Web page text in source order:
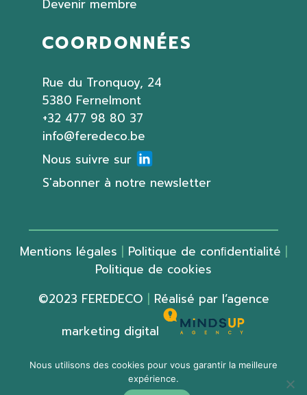
Nous utilisons des cookies pour vous garantir la meilleure
expérience.
Devenir membre
COORDONNÉES
Rue du Tronquoy, 24
5380 Fernelmont
+32 477 98 80 37
info@feredeco.be
Nous suivre sur
S'abonner à notre newsletter
Mentions légales | Politique de conﬁdentialité |
Politique de cookies
©2023 FEREDECO | Réalisé par l’agence
marketing digital